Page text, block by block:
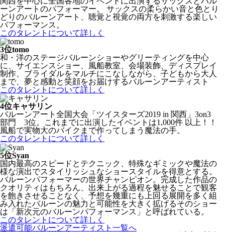
ーンアートのパフォーマー。 サックスの柔らかい音と色とり
どりのバルーンアート、聴覚と視覚の両方を刺激する楽しい
パフォーマンス。
このタレントについて詳しく
3位tomo
和・洋のステージバルーンショーやグリーティングを中心
に、サイエンスショー、風船教室、会場装飾、ディスプレイ
制作、ブライダルをマルチにこなしながら、子どもから大人
まで、夢と感動と笑顔をお届けするバルーンアーティスト
このタレントについて詳しく
4位キャサリン
バルーンアート全国大会「ツイスターズ2019 in 関西」3on3
部門 3位。これまでに出演したイベントは1,000件 以上！！
風船で実物大のバイクまで作ってしまう魔法の手。
このタレントについて詳しく
5位Syan
国内最高のスピードとテクニック、特殊なギミックや魔法の
様な演出でスタイリッシュなショースタイルを得意とする。
バルーンパフォーマーの世界チャンピオン。完成した作品の
クオリティはもちろん、出来上がる過程を魅せることで観客
を飽きさせることなく、予想を幾重にも上回る展開を多く組
み入れたバルーンの魅力と可能性を大きく拡げるそのショー
は「新次元のバルーンパフォーマンス」と呼ばれている。
このタレントについて詳しく
派遣可能バルーンアーティスト一覧へ